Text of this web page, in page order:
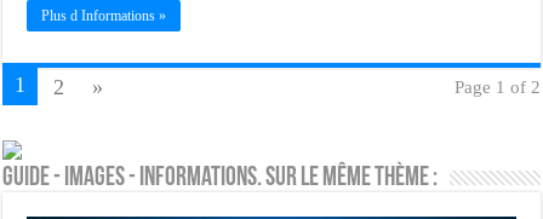
Plus d Informations »
Page 1 of 2
1 2 »
Guide - Images - Informations. Sur le même thème :